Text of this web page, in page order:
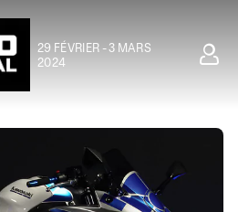
29 FÉVRIER - 3 MARS
2024